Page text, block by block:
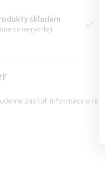
skladem
co nejrychleji
zasílat informace o